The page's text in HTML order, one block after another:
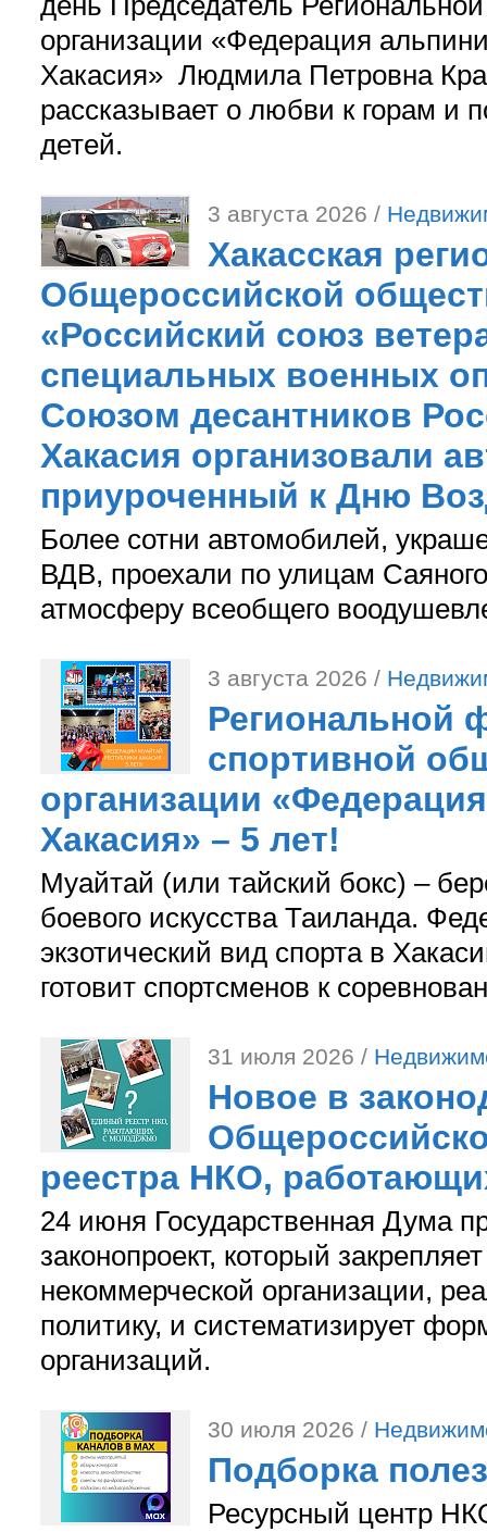
организации «Федерация
Хакасия» Людмила Петровна
рассказывает о любви к горам и
детей.
3 августа 2026 /
Хакасская
Общероссийской
«Российский союз
специальных военных
Союзом десантников
Хакасия организовали
приуроченный к Дню
Более сотни автомобилей,
ВДВ, проехали по улицам
атмосферу всеобщего
3 августа 2026 /
Региональной
спортивной
организации
Хакасия» – 5 лет!
Муайтай (или тайский бокс) –
боевого искусства Таиланда.
экзотический вид спорта в
готовит спортсменов к
31 июля 2026 /
Новое в
реестра НКО,
24 июня Государственная Дума
законопроект, который
некоммерческой организации,
политику, и систематизирует
организаций.
30 июля 2026 /
Подборка
Ресурсный центр